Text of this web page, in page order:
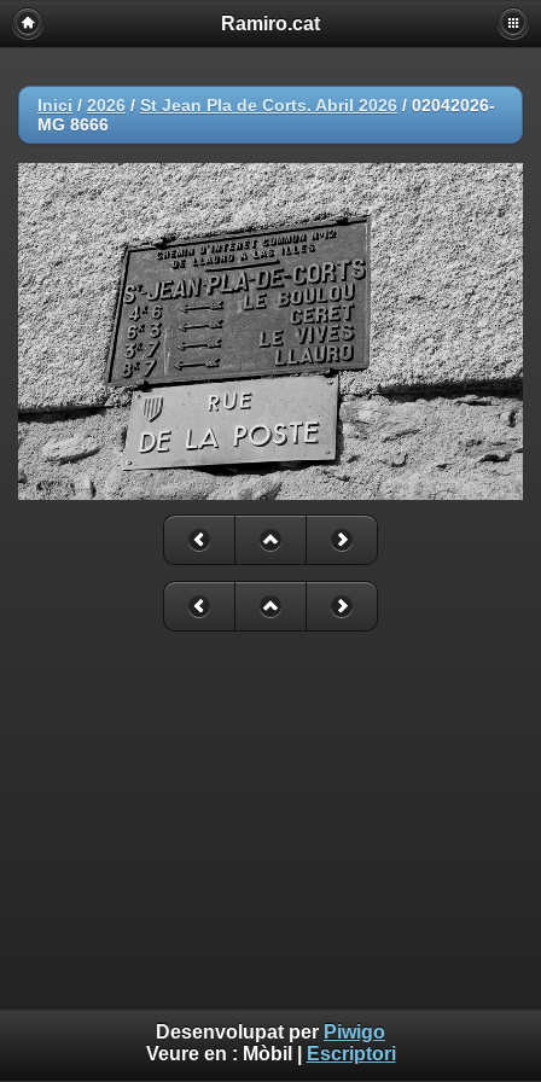
Ramiro.cat
Inici / 2026 / St Jean Pla de Corts. Abril 2026 / 02042026-
MG 8666
Desenvolupat per Piwigo
Veure en : Mòbil Escriptori